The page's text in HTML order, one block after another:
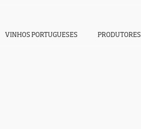
VINHOS PORTUGUESES PRODUTORES